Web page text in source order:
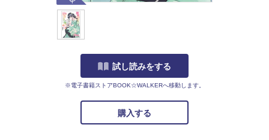
試し読みをする
※電子書籍ストアBOOK☆WALKERへ移動します。
購入する